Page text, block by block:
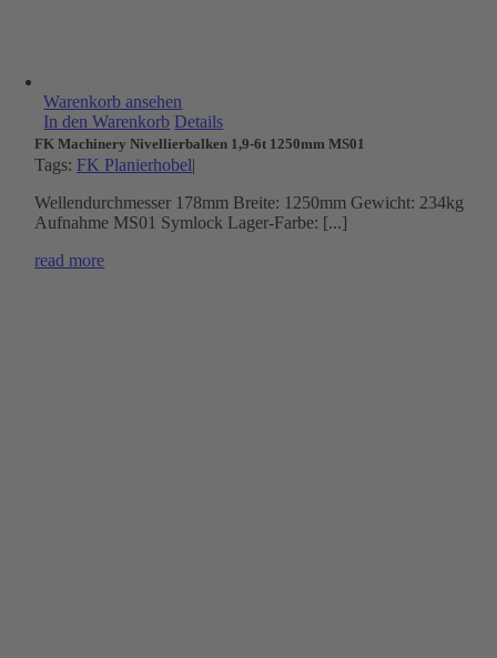
Warenkorb ansehen
In den Warenkorb Details
FK Machinery Nivellierbalken 1,9-6t 1250mm MS01
Tags: FK Planierhobel|
Wellendurchmesser 178mm Breite: 1250mm Gewicht: 234kg
Aufnahme MS01 Symlock Lager-Farbe: [...]
read more